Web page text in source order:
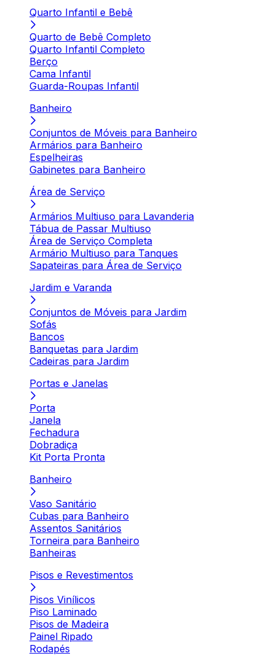
Quarto Infantil e Bebê
Quarto de Bebê Completo
Quarto Infantil Completo
Berço
Cama Infantil
Guarda-Roupas Infantil
Banheiro
Conjuntos de Móveis para Banheiro
Armários para Banheiro
Espelheiras
Gabinetes para Banheiro
Área de Serviço
Armários Multiuso para Lavanderia
Tábua de Passar Multiuso
Área de Serviço Completa
Armário Multiuso para Tanques
Sapateiras para Área de Serviço
Jardim e Varanda
Conjuntos de Móveis para Jardim
Sofás
Bancos
Banquetas para Jardim
Cadeiras para Jardim
Portas e Janelas
Porta
Janela
Fechadura
Dobradiça
Kit Porta Pronta
Banheiro
Vaso Sanitário
Cubas para Banheiro
Assentos Sanitários
Torneira para Banheiro
Banheiras
Pisos e Revestimentos
Pisos Vinílicos
Piso Laminado
Pisos de Madeira
Painel Ripado
Rodapés